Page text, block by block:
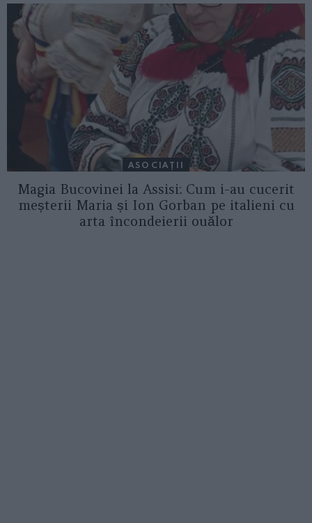
ASOCIAŢII
Magia Bucovinei la Assisi: Cum i-au cucerit
meșterii Maria și Ion Gorban pe italieni cu
arta încondeierii ouălor